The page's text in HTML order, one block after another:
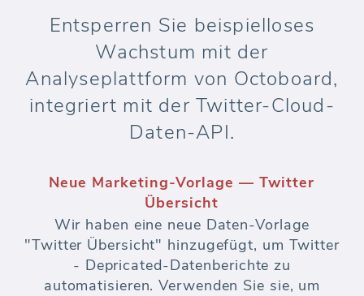
Entsperren Sie beispielloses
Wachstum mit der
Analyseplattform von Octoboard,
integriert mit der Twitter-Cloud-
Daten-API.
Neue Marketing-Vorlage — Twitter
Übersicht
Wir haben eine neue Daten-Vorlage
"Twitter Übersicht" hinzugefügt, um Twitter
- Depricated-Datenberichte zu
automatisieren. Verwenden Sie sie, um